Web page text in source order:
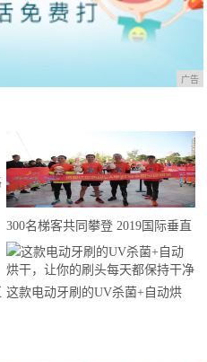
广告
300名梯客共同攀登 2019国际垂直
马拉松超级精英赛顺德海骏达中心
站欢乐开跑
这款电动牙刷的UV杀菌+自动烘